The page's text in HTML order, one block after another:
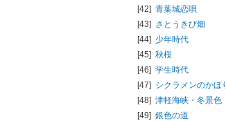
[42] 青葉城恋唄
[43] さとうきび畑
[44] 少年時代
[45] 秋桜
[46] 学生時代
[47] シクラメンのかほ
[48] 津軽海峡・冬景色
[49] 銀色の道